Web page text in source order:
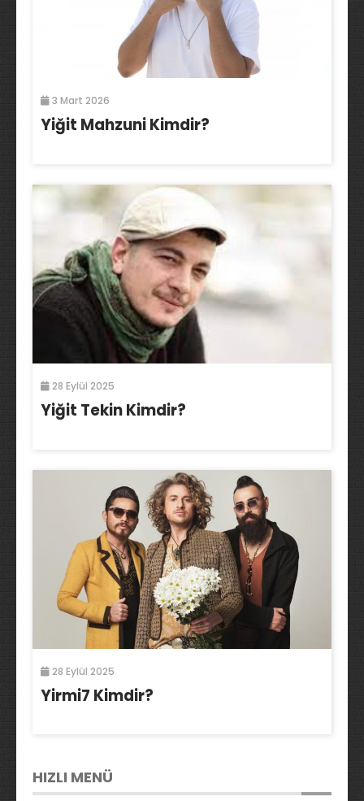
3 Mart 2026
Yiğit Mahzuni Kimdir?
28 Eylül 2025
Yiğit Tekin Kimdir?
28 Eylül 2025
Yirmi7 Kimdir?
HIZLI MENÜ